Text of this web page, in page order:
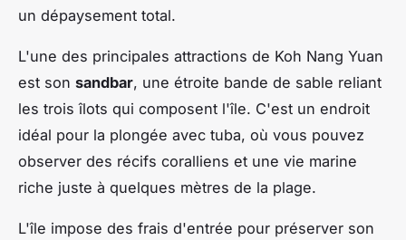
un dépaysement total.
L'une des principales attractions de Koh Nang Yuan
est son sandbar, une étroite bande de sable reliant
les trois îlots qui composent l'île. C'est un endroit
idéal pour la plongée avec tuba, où vous pouvez
observer des récifs coralliens et une vie marine
riche juste à quelques mètres de la plage.
L'île impose des frais d'entrée pour préserver son